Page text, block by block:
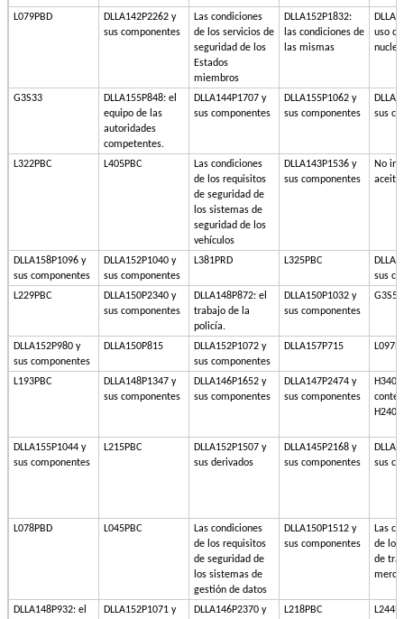
L079PBD
DLLA142P2262 y
sus componentes
Las condiciones
de los servicios de
seguridad de los
Estados
miembros
DLLA152P1832:
las condiciones de
las mismas
uso
G3S33
DLLA155P848: el
equipo de las
autoridades
competentes.
DLLA144P1707 y
sus componentes
DLLA155P1062 y
sus componentes
sus
L322PBC L405PBC
Las condiciones
de los requisitos
de seguridad de
los sistemas de
seguridad de los
vehículos
DLLA143P1536 y
sus componentes
No
aceite
DLLA158P1096 y
sus componentes
DLLA152P1040 y
sus componentes
L381PRD L325PBC
sus
L229PBC
DLLA150P2340 y
sus componentes
DLLA148P872: el
trabajo de la
policía.
DLLA150P1032 y
sus componentes
G3S51
DLLA152P980 y
sus componentes
DLLA150P815
DLLA152P1072 y
sus componentes
DLLA157P715
L193PBC
DLLA148P1347 y
sus componentes
DLLA146P1652 y
sus componentes
DLLA147P2474 y
sus componentes
H340:
H240
DLLA155P1044 y
sus componentes
L215PBC
DLLA152P1507 y
sus derivados
DLLA145P2168 y
sus componentes
sus
L078PBD L045PBC
Las condiciones
de los requisitos
de seguridad de
los sistemas de
gestión de datos
DLLA150P1512 y
sus componentes
Las
de los
de
DLLA148P932: el
DLLA152P1071 y
DLLA146P2370 y
L218PBC